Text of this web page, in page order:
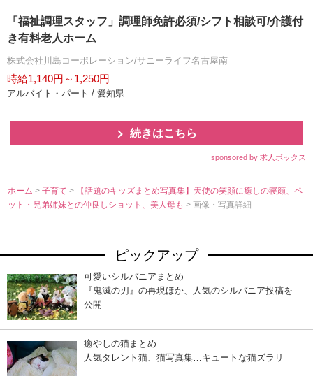
「福祉調理スタッフ」調理師免許必須/シフト相談可/介護付
き有料老人ホーム
株式会社川島コーポレーション/サニーライフ名古屋南
時給1,140円～1,250円
アルバイト・パート / 愛知県
続きはこちら
sponsored by 求人ボックス
ホーム >子育て>
【話題のキッズまとめ写真集】天使の笑顔に癒しの寝顔、ペ
ット・兄弟姉妹との仲良しショット、美人母も> 画像・写真詳細
ピックアップ
可愛いシルバニアまとめ
『鬼滅の刃』の再現ほか、人気のシルバニア投稿を
公開
癒やしの猫まとめ
人気タレント猫、猫写真集…キュートな猫ズラリ